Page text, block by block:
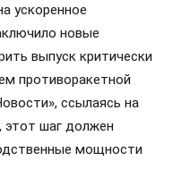
ускоренное
новые
выпуск критически
противоракетной
ссылаясь на
шаг должен
мощности